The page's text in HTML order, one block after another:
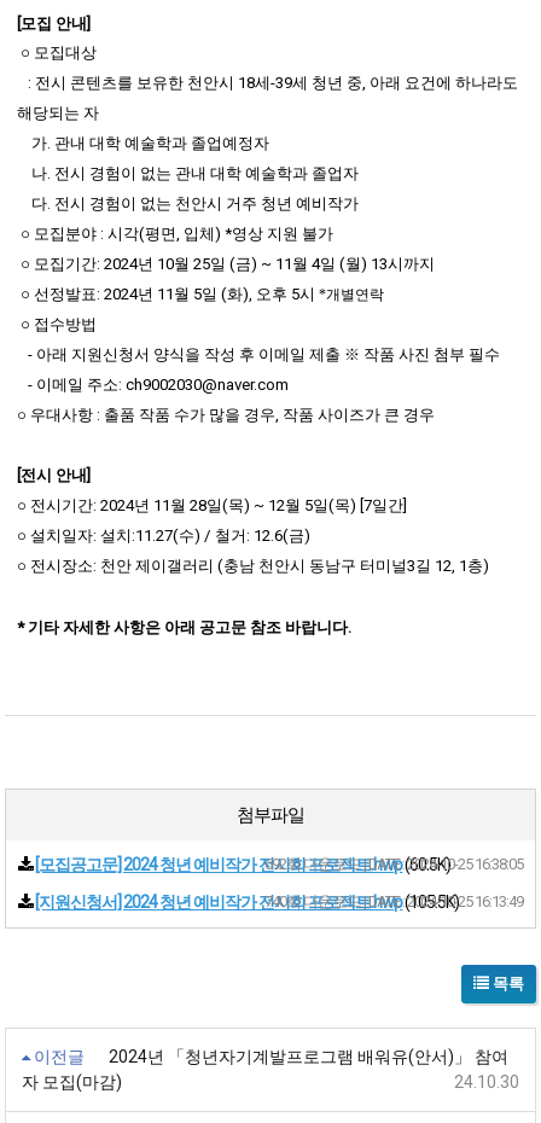
[모집 안내]
○ 모집대상
: 전시 콘텐츠를 보유한 천안시 18세-39세 청년 중, 아래 요건에 하나라도
해당되는 자
가. 관내 대학 예술학과 졸업예정자
나. 전시 경험이 없는 관내 대학 예술학과 졸업자
다. 전시 경험이 없는 천안시 거주 청년 예비작가
○ 모집분야 : 시각(평면, 입체)*영상 지원 불가
○ 모집기간: 2024년 10월 25일 (금) ~ 11월 4일 (월) 13시까지
○ 선정발표: 2024년 11월 5일 (화), 오후 5시 *개별연락
○ 접수방법
- 아래 지원신청서 양식을 작성 후 이메일 제출 ※ 작품 사진 첨부 필수
- 이메일 주소: ch9002030@naver.com
○ 우대사항 : 출품 작품 수가 많을 경우, 작품 사이즈가 큰 경우
[전시 안내]
○ 전시기간: 2024년 11월 28일(목) ~ 12월 5일(목) [7일간]
○ 설치일자: 설치:11.27(수) / 철거: 12.6(금)
○ 전시장소: 천안 제이갤러리 (충남 천안시 동남구 터미널3길 12, 1층)
* 기타 자세한 사항은 아래 공고문 참조 바랍니다.
첨부파일
[모집공고문] 2024 청년 예비작가 전시회 프로젝트.hwp(60.5K)
692회 다운로드 | DATE : 2024-10-25 16:38:05
[지원신청서] 2024 청년 예비작가 전시회 프로젝트.hwp(105.5K)
740회 다운로드 | DATE : 2024-10-25 16:13:49
목록
이전글
2024년 「청년자기계발프로그램 배워유(안서)」 참여
자 모집(마감)
24.10.30